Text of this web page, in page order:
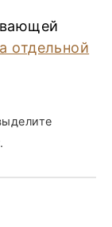
отдельной
.